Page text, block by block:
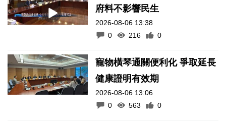
府料不影響民生
2026-08-06 13:38
0
216 0
寵物橫琴通關便利化 爭取延長
健康證明有效期
2026-08-06 13:06
0
563 0